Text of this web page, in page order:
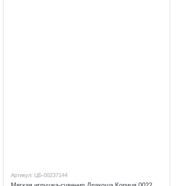
Артикул: ЦБ-00237144